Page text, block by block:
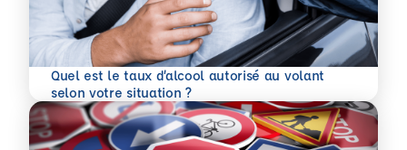
Quel est le taux d’alcool autorisé au volant
selon votre situation ?
En savoir plus